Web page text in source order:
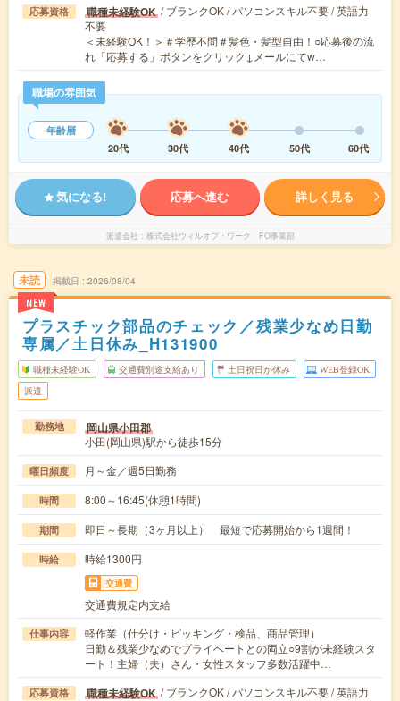
応募資格 職種未経験OK / ブランクOK / パソコンスキル不要 / 英語力
不要
＜未経験OK！＞＃学歴不問＃髪色・髪型自由！○応募後の流
れ「応募する」ボタンをクリック↓メールにてw…
職場の雰囲気
年齢層
20代
30代 40代 50代 60代
気になる! 応募へ進む 詳しく見る
派遣会社 株式会社ウィルオブ・ワーク FO事業部
未読
NEW
掲載日 2026/08/04
プラスチック部品のチェック／残業少なめ日勤
専属／土日休み_H131900
職種未経験OK 交通費別途支給あり 土日祝日が休み WEB登録OK
派遣
勤務地 岡山県小田郡
小田(岡山県)駅から徒歩15分
曜日頻度 月～金／週5日勤務
時間 8:00～16:45(休憩1時間)
期間 即日～長期（3ヶ月以上） 最短で応募開始から1週間！
時給 時給1300円
交通費
交通費規定内支給
仕事内容
軽作業（仕分け・ピッキング・検品、商品管理）
日勤＆残業少なめでプライベートとの両立○9割が未経験スタ
ート！主婦（夫）さん・女性スタッフ多数活躍中…
応募資格 職種未経験OK / ブランクOK / パソコンスキル不要 / 英語力